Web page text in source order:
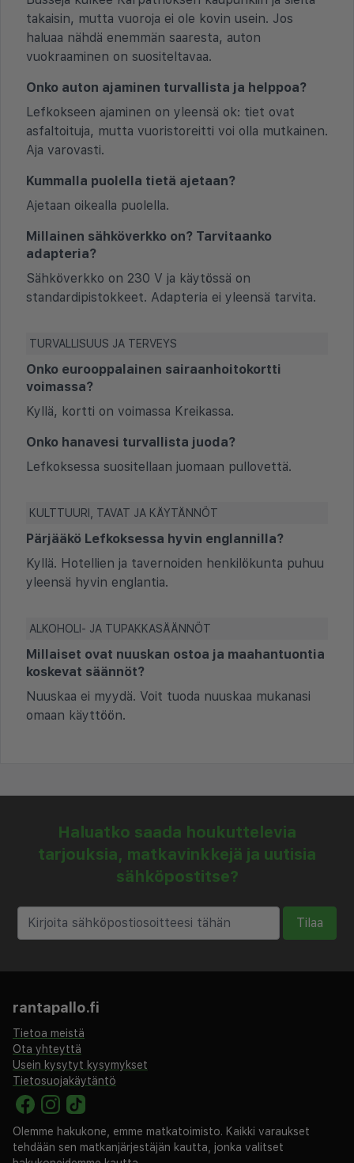
takaisin, mutta vuoroja ei ole kovin usein. Jos
haluaa nähdä enemmän saaresta, auton
vuokraaminen on suositeltavaa.
Onko auton ajaminen turvallista ja helppoa?
Lefkokseen ajaminen on yleensä ok: tiet ovat
asfaltoituja, mutta vuoristoreitti voi olla mutkainen.
Aja varovasti.
Kummalla puolella tietä ajetaan?
Ajetaan oikealla puolella.
Millainen sähköverkko on? Tarvitaanko
adapteria?
Sähköverkko on 230 V ja käytössä on
standardipistokkeet. Adapteria ei yleensä tarvita.
TURVALLISUUS JA TERVEYS
Onko eurooppalainen sairaanhoitokortti
voimassa?
Kyllä, kortti on voimassa Kreikassa.
Onko hanavesi turvallista juoda?
Lefkoksessa suositellaan juomaan pullovettä.
KULTTUURI, TAVAT JA KÄYTÄNNÖT
Pärjääkö Lefkoksessa hyvin englannilla?
Kyllä. Hotellien ja tavernoiden henkilökunta puhuu
yleensä hyvin englantia.
ALKOHOLI- JA TUPAKKASÄÄNNÖT
Millaiset ovat nuuskan ostoa ja maahantuontia
koskevat säännöt?
Nuuskaa ei myydä. Voit tuoda nuuskaa mukanasi
omaan käyttöön.
Haluatko saada houkuttelevia
tarjouksia, matkavinkkejä ja uutisia
sähköpostitse?
Tilaa
rantapallo.fi
Tietoa meistä
Ota yhteyttä
Usein kysytyt kysymykset
Tietosuojakäytäntö
Olemme hakukone, emme matkatoimisto. Kaikki varaukset
tehdään sen matkanjärjestäjän kautta, jonka valitset